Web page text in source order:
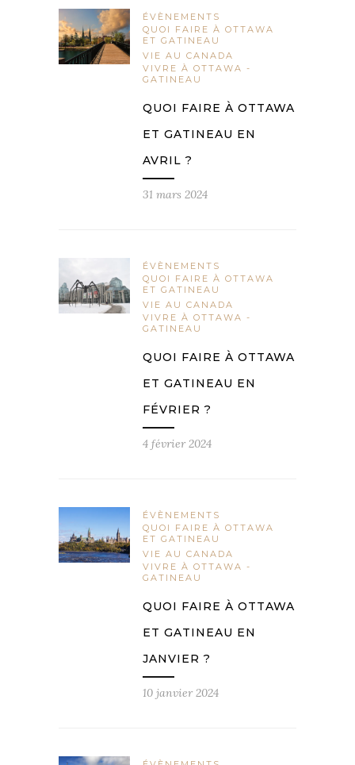
ÉVÈNEMENTS
QUOI FAIRE À OTTAWA
ET GATINEAU
VIE AU CANADA
VIVRE À OTTAWA -
GATINEAU
QUOI FAIRE À OTTAWA
ET GATINEAU EN
AVRIL ?
31 mars 2024
ÉVÈNEMENTS
QUOI FAIRE À OTTAWA
ET GATINEAU
VIE AU CANADA
VIVRE À OTTAWA -
GATINEAU
QUOI FAIRE À OTTAWA
ET GATINEAU EN
FÉVRIER ?
4 février 2024
ÉVÈNEMENTS
QUOI FAIRE À OTTAWA
ET GATINEAU
VIE AU CANADA
VIVRE À OTTAWA -
GATINEAU
QUOI FAIRE À OTTAWA
ET GATINEAU EN
JANVIER ?
10 janvier 2024